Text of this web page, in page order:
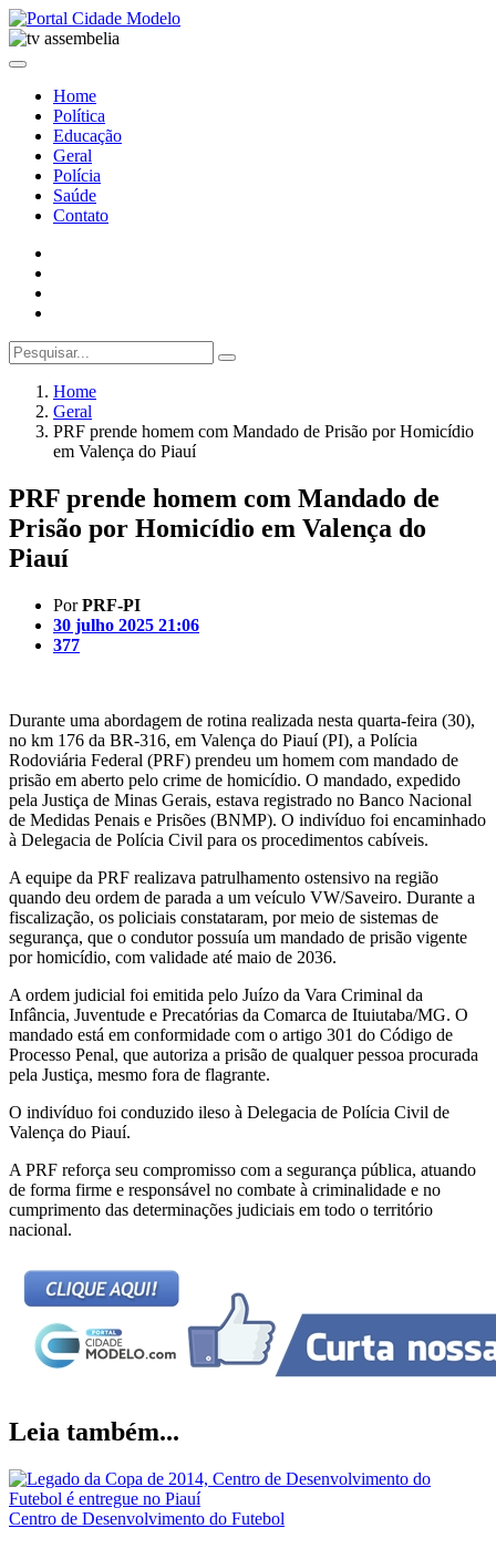
Home
Política
Educação
Geral
Polícia
Saúde
Contato
Home
Geral
PRF prende homem com Mandado de Prisão por Homicídio
em Valença do Piauí
PRF prende homem com Mandado de
Prisão por Homicídio em Valença do
Piauí
PorPRF-PI
30 julho 2025 21:06
377
Durante uma abordagem de rotina realizada nesta quarta-feira (30),
no km 176 da BR-316, em Valença do Piauí (PI), a Polícia
Rodoviária Federal (PRF) prendeu um homem com mandado de
prisão em aberto pelo crime de homicídio. O mandado, expedido
pela Justiça de Minas Gerais, estava registrado no Banco Nacional
de Medidas Penais e Prisões (BNMP). O indivíduo foi encaminhado
à Delegacia de Polícia Civil para os procedimentos cabíveis.
A equipe da PRF realizava patrulhamento ostensivo na região
quando deu ordem de parada a um veículo VW/Saveiro. Durante a
fiscalização, os policiais constataram, por meio de sistemas de
segurança, que o condutor possuía um mandado de prisão vigente
por homicídio, com validade até maio de 2036.
A ordem judicial foi emitida pelo Juízo da Vara Criminal da
Infância, Juventude e Precatórias da Comarca de Ituiutaba/MG. O
mandado está em conformidade com o artigo 301 do Código de
Processo Penal, que autoriza a prisão de qualquer pessoa procurada
pela Justiça, mesmo fora de flagrante.
O indivíduo foi conduzido ileso à Delegacia de Polícia Civil de
Valença do Piauí.
A PRF reforça seu compromisso com a segurança pública, atuando
de forma firme e responsável no combate à criminalidade e no
cumprimento das determinações judiciais em todo o território
nacional.
Leia também...
Centro de Desenvolvimento do Futebol